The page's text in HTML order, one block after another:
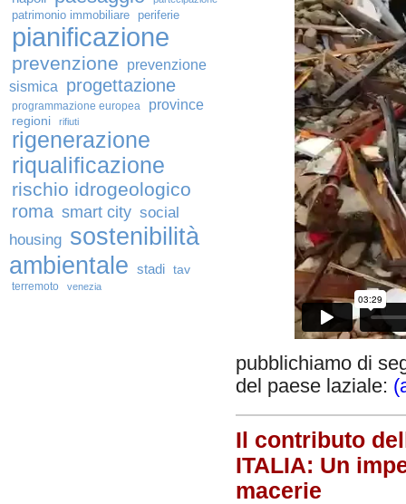
patrimonio immobiliare periferie
pianificazione
prevenzione
prevenzione
sismica
progettazione
programmazione europea province
regioni rifiuti
rigenerazione
riqualificazione
rischio idrogeologico
roma smart city social
housing sostenibilità
ambientale stadi tav
terremoto venezia
pubblichiamo di
del paese laziale:
Il contributo
ITALIA: Un
macerie